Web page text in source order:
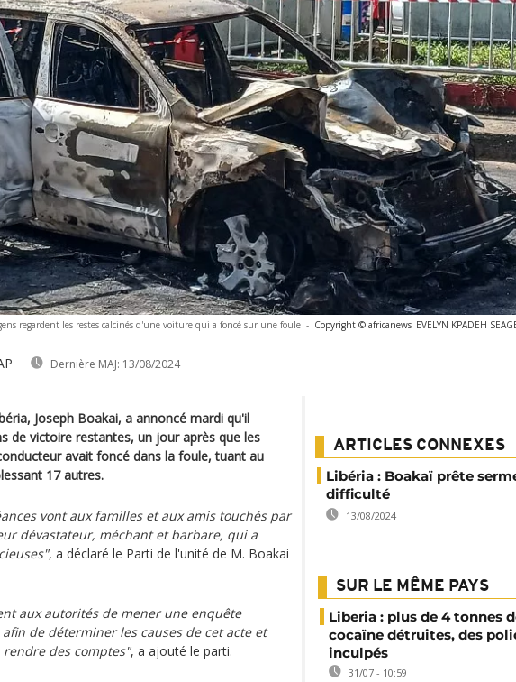
regardent les restes calcinés d'une voiture qui a foncé sur une foule - Copyright © africanews EVELYN KPADEH
Dernière MAJ: 13/08/2024
Joseph Boakai, a annoncé mardi qu'il
de victoire restantes, un jour après que les
avait foncé dans la foule, tuant au
17 autres.
vont aux familles et aux amis touchés par
dévastateur, méchant et barbare, qui a
, a déclaré le Parti de l'unité de M. Boakai
aux autorités de mener une enquête
de déterminer les causes de cet acte et
des comptes", a ajouté le parti.
ARTICLES CONNEXES
Libéria : Boakaï prête
difficulté
13/08/2024
SUR LE MÊME PAYS
Liberia : plus de 4 tonnes
cocaïne détruites, des
inculpés
31/07 - 10:59